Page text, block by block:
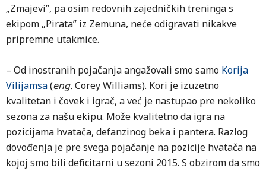
„Zmajevi”, pa osim redovnih zajedničkih treninga s
ekipom „Pirata” iz Zemuna, neće odigravati nikakve
pripremne utakmice.
– Od inostranih pojačanja angažovali smo samo Korija
Vilijamsa(eng.Corey Williams). Kori je izuzetno
kvalitetan i čovek i igrač, a već je nastupao pre nekoliko
sezona za našu ekipu. Može kvalitetno da igra na
pozicijama hvatača, defanzinog beka i pantera. Razlog
dovođenja je pre svega pojačanje na pozicije hvatača na
kojoj smo bili deficitarni u sezoni 2015. S obzirom da smo